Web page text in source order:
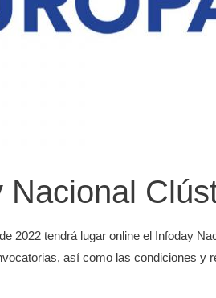
Nacional
2022 tendrá lugar online el Infoday
así como las condiciones y